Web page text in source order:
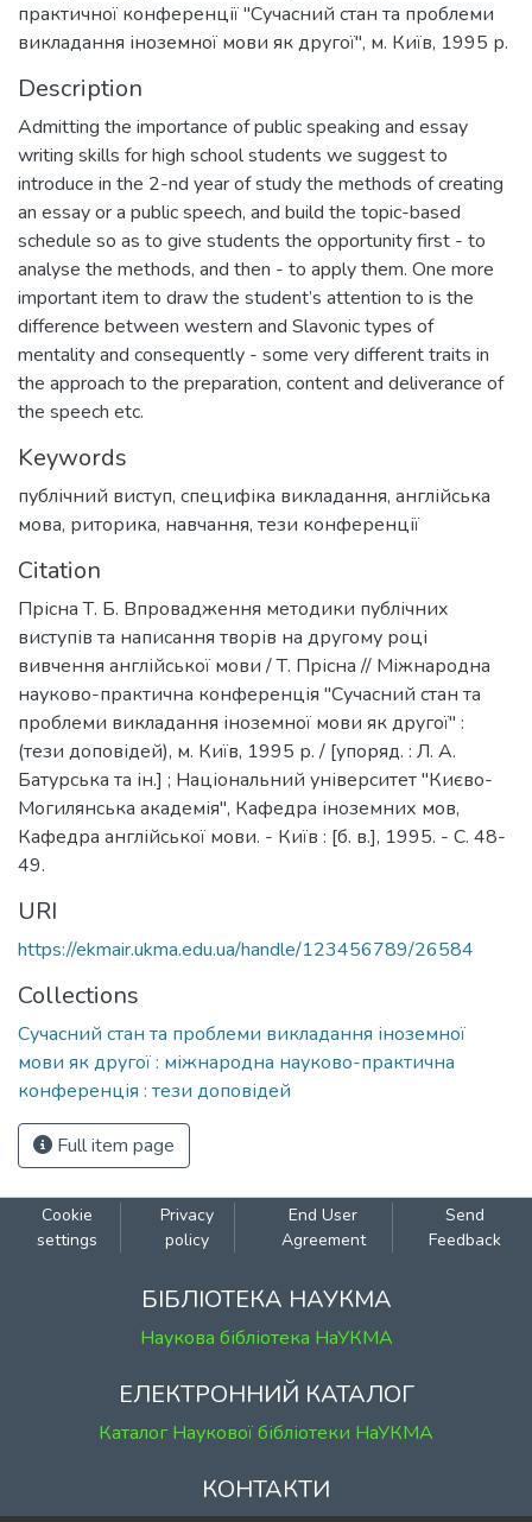
практичної конференції "Сучасний стан та проблеми
викладання іноземної мови як другої", м. Київ, 1995 р.
Description
Admitting the importance of public speaking and essay
writing skills for high school students we suggest to
introduce in the 2-nd year of study the methods of creating
an essay or a public speech, and build the topic-based
schedule so as to give students the opportunity first - to
analyse the methods, and then - to apply them. One more
important item to draw the student’s attention to is the
difference between western and Slavonic types of
mentality and consequently - some very different traits in
the approach to the preparation, content and deliverance of
the speech etc.
Keywords
публічний виступ, специфіка викладання, англійська
мова, риторика, навчання, тези конференції
Citation
Прісна Т. Б. Впровадження методики публічних
виступів та написання творів на другому році
вивчення англійської мови / Т. Прісна // Міжнародна
науково-практична конференція "Сучасний стан та
проблеми викладання іноземної мови як другої" :
(тези доповідей), м. Київ, 1995 р. / [упоряд. : Л. А.
Батурська та ін.] ; Національний університет "Києво-
Могилянська академія", Кафедра іноземних мов,
Кафедра англійської мови. - Київ : [б. в.], 1995. - С. 48-
49.
URI
https://ekmair.ukma.edu.ua/handle/123456789/26584
Collections
Сучасний стан та проблеми викладання іноземної
мови як другої : міжнародна науково-практична
конференція : тези доповідей
Full item page
Cookie
settings
Privacy
policy
End User
Agreement
Send
Feedback
БІБЛІОТЕКА НАУКМА
Наукова бібліотека НаУКМА
ЕЛЕКТРОННИЙ КАТАЛОГ
Каталог Наукової бібліотеки НаУКМА
КОНТАКТИ